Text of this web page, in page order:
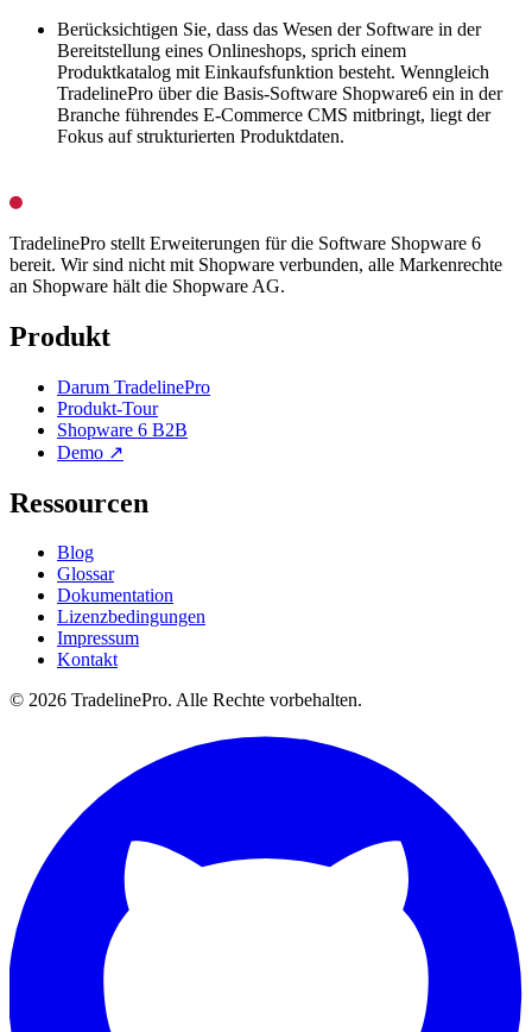
Berücksichtigen Sie, dass das Wesen der Software in der
Bereitstellung eines Onlineshops, sprich einem
Produktkatalog mit Einkaufsfunktion besteht. Wenngleich
TradelinePro über die Basis-Software Shopware6 ein in der
Branche führendes E-Commerce CMS mitbringt, liegt der
Fokus auf strukturierten Produktdaten.
TradelinePro stellt Erweiterungen für die Software Shopware 6
bereit. Wir sind nicht mit Shopware verbunden, alle Markenrechte
an Shopware hält die Shopware AG.
Produkt
Darum TradelinePro
Produkt-Tour
Shopware 6 B2B
Demo ↗
Ressourcen
Blog
Glossar
Dokumentation
Lizenzbedingungen
Impressum
Kontakt
© 2026 TradelinePro. Alle Rechte vorbehalten.